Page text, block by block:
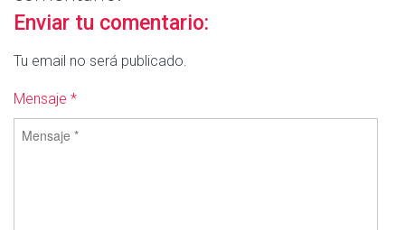
Enviar tu comentario:
Tu email no será publicado.
Mensaje *